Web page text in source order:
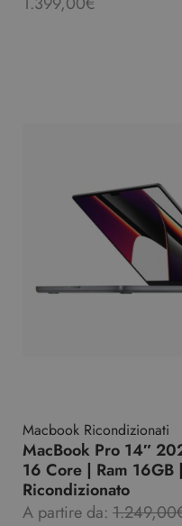
Macbook Ricondizionati
MacBook Pro 14″
16 Core | Ram
Ricondizionato
A partire da: 1.249,00